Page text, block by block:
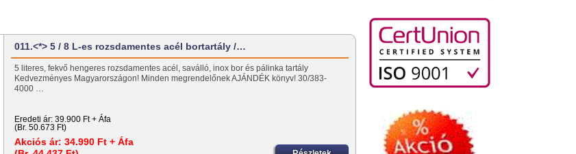
011.<*> 5 / 8 L-es rozsdamentes acél bortartály /…
5 literes, fekvő hengeres rozsdamentes acél, saválló, inox bor és pálinka tartály
Kedvezményes Magyarországon! Minden megrendelőnek AJÁNDÉK könyv! 30/383-
4000 …
Eredeti ár: 39.900 Ft + Áfa
(Br. 50.673 Ft)
Akciós ár: 34.990 Ft + Áfa